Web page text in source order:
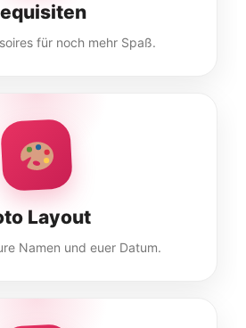
für noch mehr Spaß.
Layout
Namen und euer Datum.